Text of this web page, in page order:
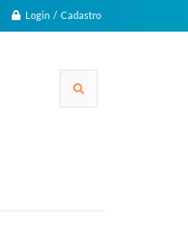
Login / Cadastro